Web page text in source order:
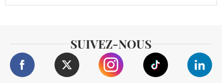
SUIVEZ-NOUS